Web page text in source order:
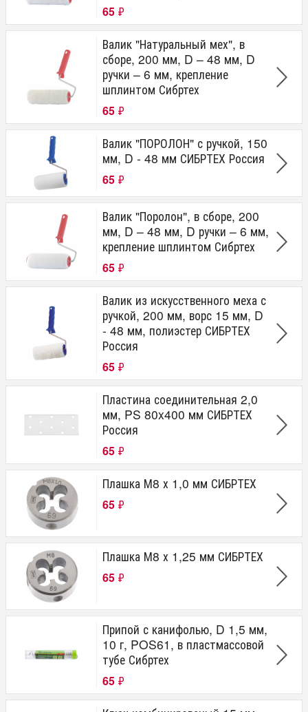
65 ₽
Валик "Натуральный мех", в
сборе, 200 мм, D – 48 мм, D
ручки – 6 мм, крепление
шплинтом Сибртех
65 ₽
Валик "ПОРОЛОН" с ручкой, 150
мм, D - 48 мм СИБРТЕХ Россия
65 ₽
Валик "Поролон", в сборе, 200
мм, D – 48 мм, D ручки – 6 мм,
крепление шплинтом Сибртех
65 ₽
Валик из искусственного меха с
ручкой, 200 мм, ворс 15 мм, D
- 48 мм, полиэстер СИБРТЕХ
Россия
65 ₽
Пластина соединительная 2,0
мм, PS 80x400 мм СИБРТЕХ
Россия
65 ₽
Плашка М8 х 1,0 мм СИБРТЕХ
65 ₽
Плашка М8 х 1,25 мм СИБРТЕХ
65 ₽
Припой с канифолью, D 1,5 мм,
10 г, POS61, в пластмассовой
тубе Сибртех
65 ₽